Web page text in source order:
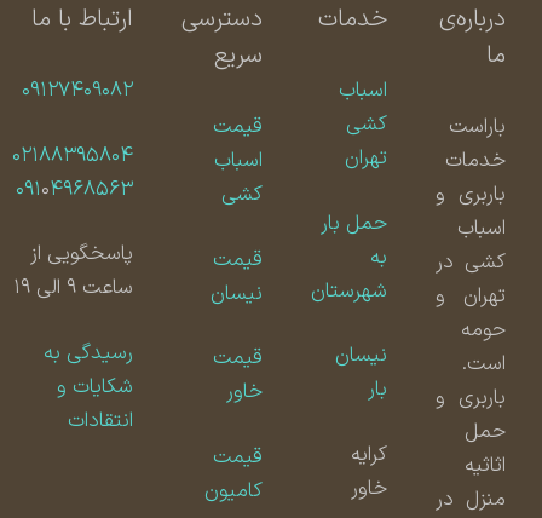
درباره‌ی
باراست
خدمات
باربری و
اسباب
کشی در
تهران و
حومه
است.
باربری و
حمل
اثاثیه
منزل در
خدمات
اسباب
کشی
تهران
حمل بار
شهرستان
نیسان
دسترسی
سریع
قیمت
اسباب
کشی
قیمت
نیسان
قیمت
قیمت
کامیون
ارتباط با ما
۰۹۱۲۷۴۰۹۰۸۲
۰۲۱۸۸۳۹۵۸۰۴
۰۹۱۰۴۹۶۸۵۶۳
پاسخگویی از
ساعت ۹ الی ۱۹
رسیدگی به
شکایات و
انتقادات